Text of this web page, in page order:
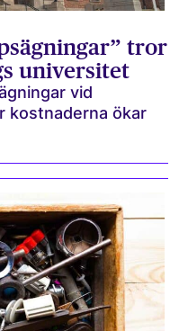
tror
universitet
vid
kostnaderna ökar